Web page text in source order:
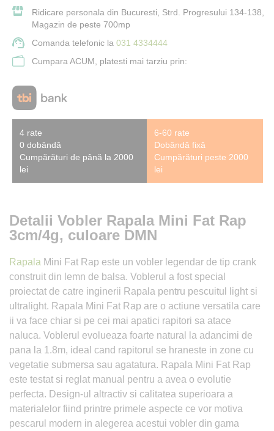
Ridicare personala din Bucuresti, Strd. Progresului 134-138,
Magazin de peste 700mp
Comanda telefonic la 031 4334444
Cumpara ACUM, platesti mai tarziu prin:
4 rate
0 dobândă
Cumpărături de până la 2000
lei
6-60 rate
Dobândă fixă
Cumpărături peste 2000
lei
Detalii Vobler Rapala Mini Fat Rap
3cm/4g, culoare DMN
Rapala Mini Fat Rap este un vobler legendar de tip crank
construit din lemn de balsa. Voblerul a fost special
proiectat de catre inginerii Rapala pentru pescuitul light si
ultralight. Rapala Mini Fat Rap are o actiune versatila care
ii va face chiar si pe cei mai apatici rapitori sa atace
naluca. Voblerul evolueaza foarte natural la adancimi de
pana la 1.8m, ideal cand rapitorul se hraneste in zone cu
vegetatie submersa sau agatatura. Rapala Mini Fat Rap
este testat si reglat manual pentru a avea o evolutie
perfecta. Design-ul altractiv si calitatea superioara a
materialelor fiind printre primele aspecte ce vor motiva
pescarul modern in alegerea acestui vobler din gama